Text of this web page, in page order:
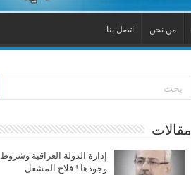
من نحن اتصل بنا
مقالات
إدارة الدولة العراقية وشروط
وجودها ! فلاح المشعل